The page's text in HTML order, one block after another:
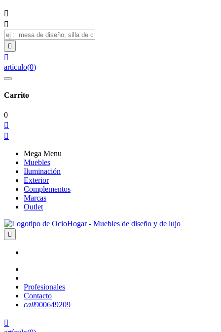




artículo(0)
Carrito
0


Mega Menu
Muebles
Iluminación
Exterior
Complementos
Marcas
Outlet

Profesionales
Contacto
call900649209
